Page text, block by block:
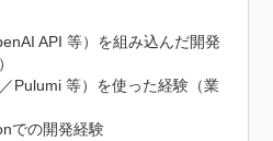
API 等）を組み込んだ開発
Pulumi 等）を使った経験（業
での開発経験